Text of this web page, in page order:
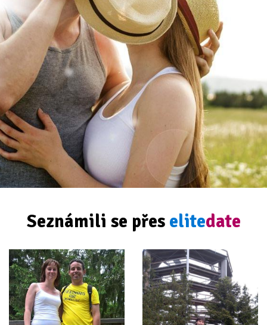
Seznámili se přes elitedate